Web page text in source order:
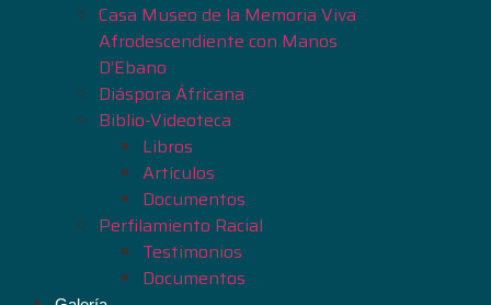
Casa Museo de la Memoria Viva
Afrodescendiente con Manos
D’Ebano
Diáspora Áfricana
Biblio-Videoteca
Libros
Artículos
Documentos
Perfilamiento Racial
Testimonios
Documentos